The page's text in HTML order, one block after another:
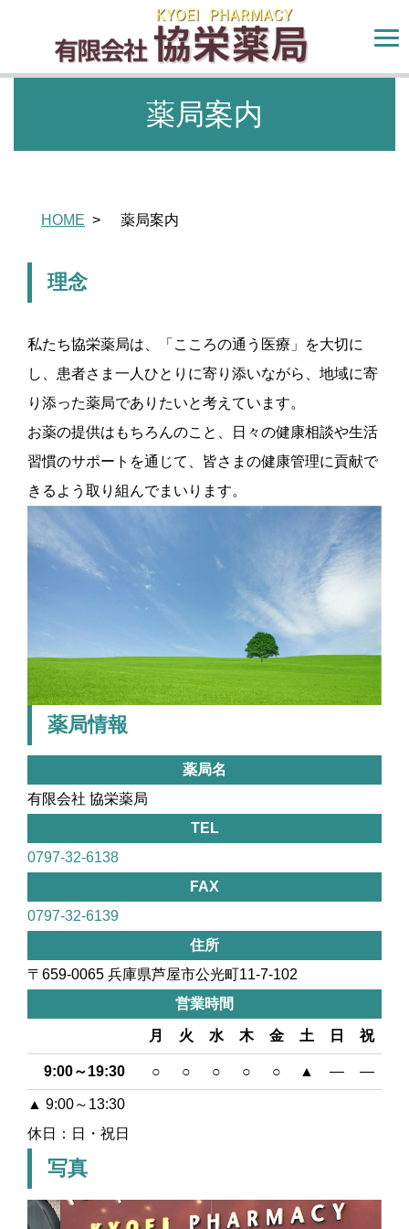
薬局案内
HOME 薬局案内
理念
私たち協栄薬局は、「こころの通う医療」を大切に
し、患者さま一人ひとりに寄り添いながら、地域に寄
り添った薬局でありたいと考えています。
お薬の提供はもちろんのこと、日々の健康相談や生活
習慣のサポートを通じて、皆さまの健康管理に貢献で
きるよう取り組んでまいります。
薬局情報
薬局名
有限会社 協栄薬局
TEL
0797-32-6138
FAX
0797-32-6139
住所
〒659-0065 兵庫県芦屋市公光町11-7-102
営業時間
月 火 水 木 金 土 日 祝
9:00～19:30 ○ ○ ○ ○ ○ ▲ ― ―
▲ 9:00～13:30
休日：日・祝日
写真